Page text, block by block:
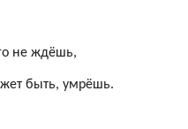
не ждёшь,
быть, умрёшь.